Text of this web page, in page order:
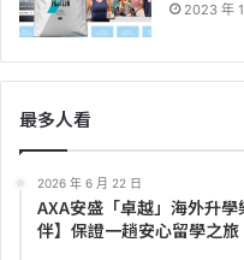
2023 年
最多人看
2026 年 6 月 22 日
AXA安盛「卓越」海外升
伴】保證一趟安心留學之旅